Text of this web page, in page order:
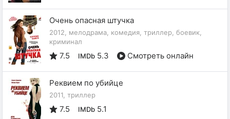
Очень опасная штучка
2012, мелодрама, комедия, триллер, боевик,
криминал
7.5 IMDb 5.3 Смотреть онлайн
Реквием по убийце
2011, триллер
7.5 IMDb 5.1